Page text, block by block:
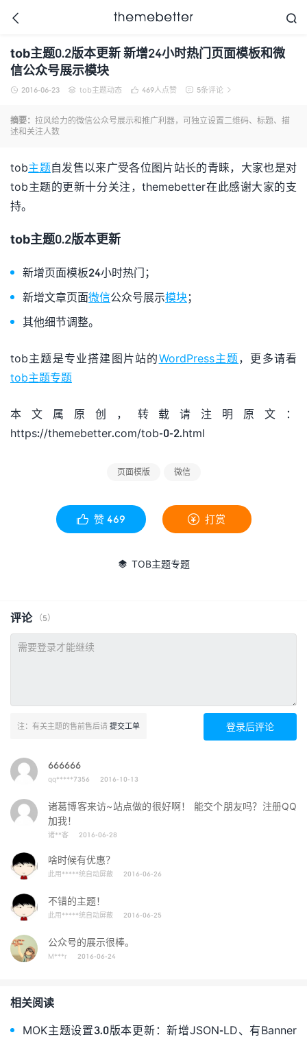

更好的WordPress主题,
主题开发商
 
tob主题0.2版本更新 新增24小时热门页面模板和微
信公众号展示模块
 2016-06-23  tob主题动态  469人点赞  5条评论 
摘要： 拉风给力的微信公众号展示和推广利器，可独立设置二维码、标题、描
述和关注人数
tob主题自发售以来广受各位图片站长的青睐，大家也是对
tob主题的更新十分关注，themebetter在此感谢大家的支
持。
tob主题0.2版本更新
新增页面模板24小时热门；
新增文章页面微信公众号展示模块；
其他细节调整。
tob主题是专业搭建图片站的WordPress主题，更多请看
tob主题专题
本文属原创，转载请注明原文：
https://themebetter.com/tob-0-2.html
页面模版 微信
 赞 469  打赏
 TOB主题专题
评论（5）
登录后评论
注：有关主题的售前售后请 提交工单
666666
qq*****7356 2016-10-13
诸葛博客来访~站点做的很好啊！ 能交个朋友吗？注册QQ
加我！
诸**客 2016-06-28
啥时候有优惠？
此用*****统自动屏蔽 2016-06-26
不错的主题！
此用*****统自动屏蔽 2016-06-25
公众号的展示很棒。
M***r 2016-06-24
相关阅读
MOK主题设置3.0版本更新：新增JSON-LD、有Banner